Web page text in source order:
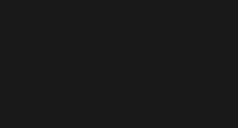
(abre en ventana nueva)
en ventana nueva)